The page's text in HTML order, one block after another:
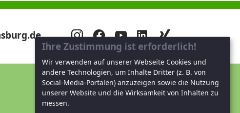
Unterstützen Sie uns!
Ihre Zustimmung ist erforderlich!
Wir verwenden auf unserer Webseite Cookies und
andere Technologien, um Inhalte Dritter (z. B. von
Social-Media-Portalen) anzuzeigen sowie die Nutzung
unserer Website und die Wirksamkeit von Inhalten zu
messen.